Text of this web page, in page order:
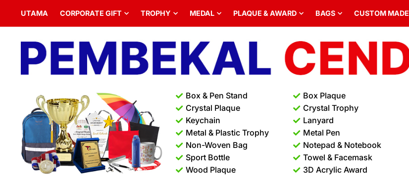
UTAMA CORPORATE GIFT TROPHY MEDAL PLAQUE & AWARD BAGS CUSTOM MADE
Box & Pen Stand Box Plaque
Crystal Plaque
Crystal Trophy
Keychain
Lanyard
Metal & Plastic Trophy
Metal Pen
Non-Woven Bag
Notepad & Notebook
Sport Bottle
Towel & Facemask
Wood Plaque
3D Acrylic Award